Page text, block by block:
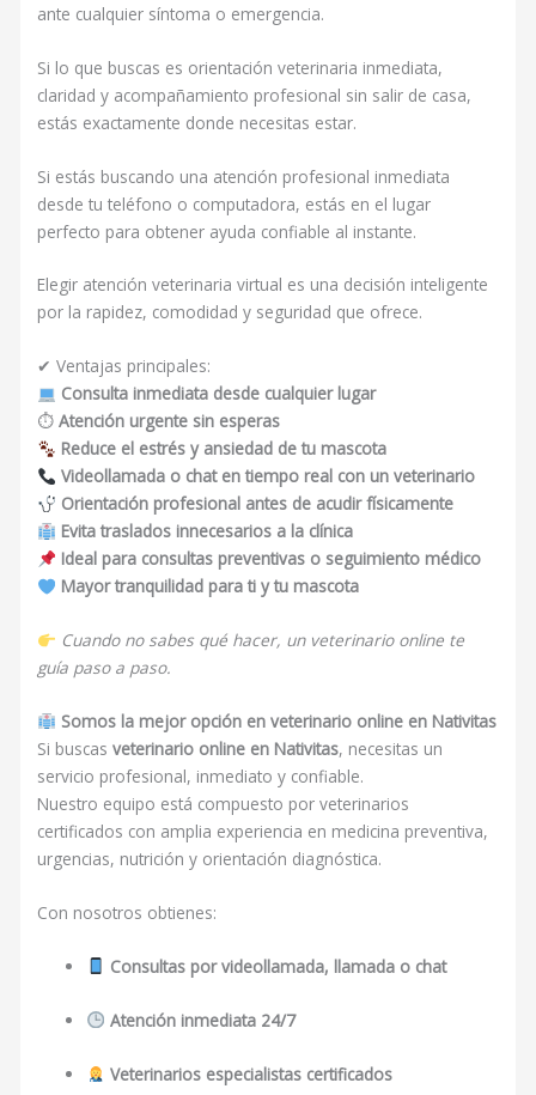
ante cualquier síntoma o emergencia.
Si lo que buscas es orientación veterinaria inmediata,
claridad y acompañamiento profesional sin salir de casa,
estás exactamente donde necesitas estar.
Si estás buscando una atención profesional inmediata
desde tu teléfono o computadora, estás en el lugar
perfecto para obtener ayuda confiable al instante.
Elegir atención veterinaria virtual es una decisión inteligente
por la rapidez, comodidad y seguridad que ofrece.
✔ Ventajas principales:
Consulta inmediata desde cualquier lugar
⏱Atención urgente sin esperas
Reduce el estrés y ansiedad de tu mascota
Videollamada o chat en tiempo real con un veterinario
Orientación profesional antes de acudir físicamente
Evita traslados innecesarios a la clínica
Ideal para consultas preventivas o seguimiento médico
Mayor tranquilidad para ti y tu mascota
Cuando no sabes qué hacer, un veterinario online te
guía paso a paso.
Somos la mejor opción en veterinario online en Nativitas
Si buscasveterinario online en Nativitas, necesitas un
servicio profesional, inmediato y confiable.
Nuestro equipo está compuesto por veterinarios
certificados con amplia experiencia en medicina preventiva,
urgencias, nutrición y orientación diagnóstica.
Con nosotros obtienes:
Consultas por videollamada, llamada o chat
Atención inmediata 24/7
Veterinarios especialistas certificados